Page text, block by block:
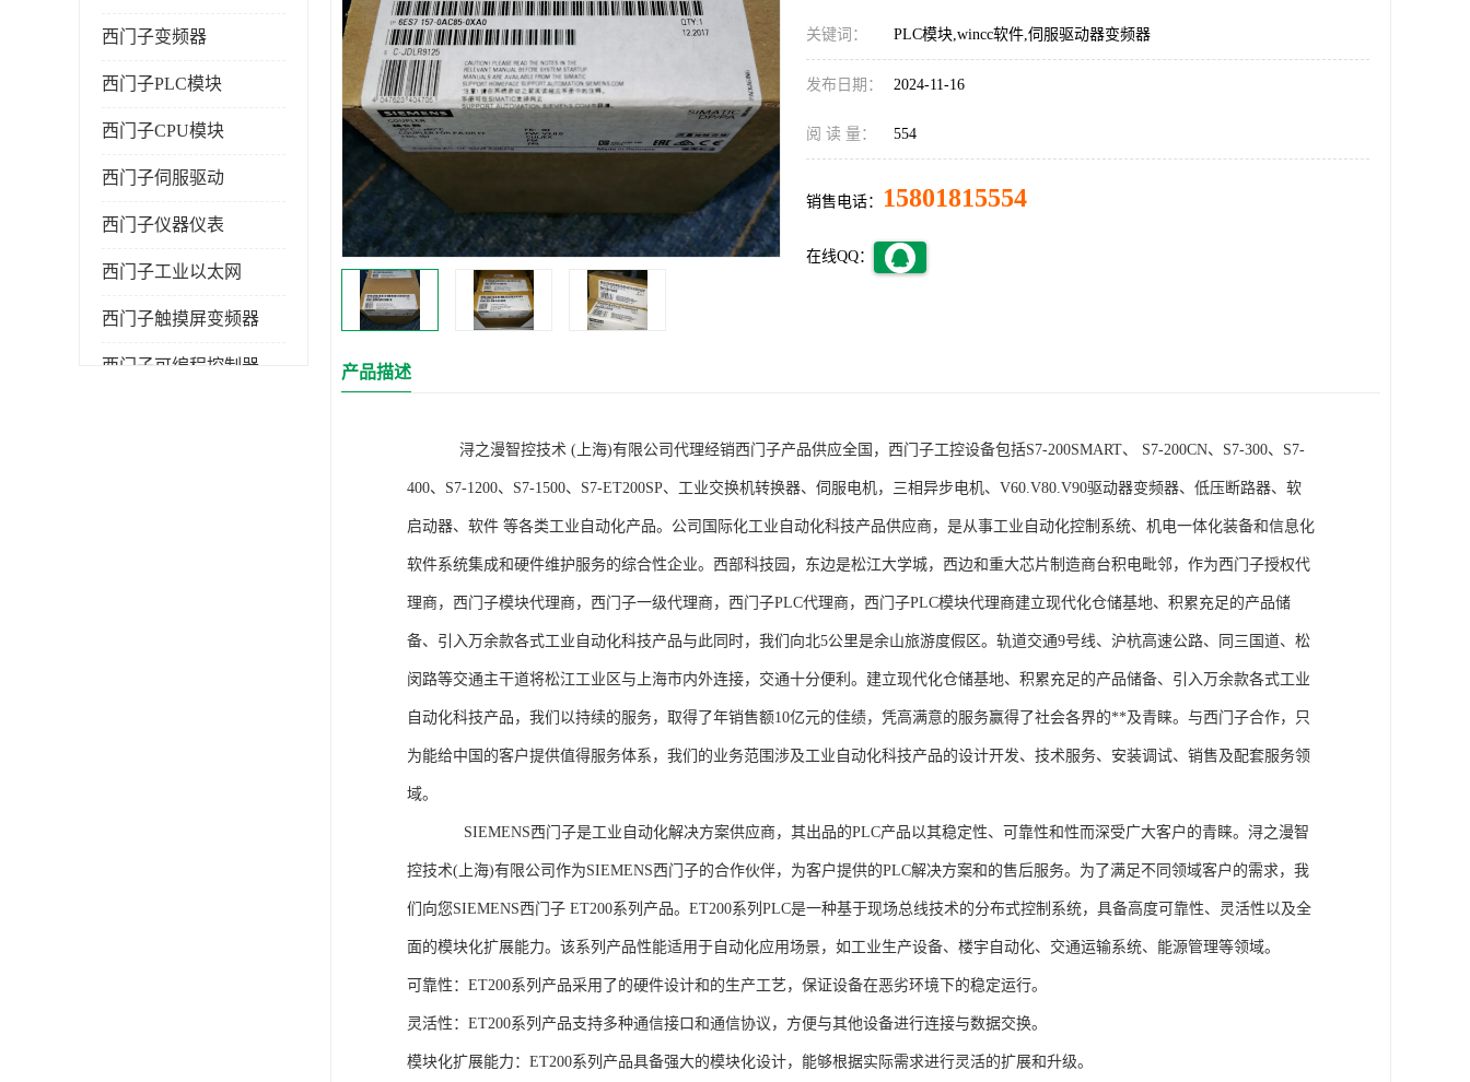
西门子变频器
西门子PLC模块
西门子CPU模块
西门子伺服驱动
西门子仪器仪表
西门子工业以太网
西门子触摸屏变频器
西门子可编程控制器
关键词： PLC模块,wincc软件,伺服驱动器变频器
发布日期： 2024-11-16
阅 读 量： 554
销售电话： 15801815554
在线QQ：
产品描述
浔之漫智控技术 (上海)有限公司代理经销西门子产品供应全国，西门子工控设备包括S7-200SMART、 S7-200CN、S7-300、S7-
400、S7-1200、S7-1500、S7-ET200SP、工业交换机转换器、伺服电机，三相异步电机、V60.V80.V90驱动器变频器、低压断路器、软
启动器、软件 等各类工业自动化产品。公司国际化工业自动化科技产品供应商，是从事工业自动化控制系统、机电一体化装备和信息化
软件系统集成和硬件维护服务的综合性企业。西部科技园，东边是松江大学城，西边和重大芯片制造商台积电毗邻，作为西门子授权代
理商，西门子模块代理商，西门子一级代理商，西门子PLC代理商，西门子PLC模块代理商建立现代化仓储基地、积累充足的产品储
备、引入万余款各式工业自动化科技产品与此同时，我们向北5公里是余山旅游度假区。轨道交通9号线、沪杭高速公路、同三国道、松
闵路等交通主干道将松江工业区与上海市内外连接，交通十分便利。建立现代化仓储基地、积累充足的产品储备、引入万余款各式工业
自动化科技产品，我们以持续的服务，取得了年销售额10亿元的佳绩，凭高满意的服务赢得了社会各界的**及青睐。与西门子合作，只
为能给中国的客户提供值得服务体系，我们的业务范围涉及工业自动化科技产品的设计开发、技术服务、安装调试、销售及配套服务领
域。
SIEMENS西门子是工业自动化解决方案供应商，其出品的PLC产品以其稳定性、可靠性和性而深受广大客户的青睐。浔之漫智
控技术(上海)有限公司作为SIEMENS西门子的合作伙伴，为客户提供的PLC解决方案和的售后服务。为了满足不同领域客户的需求，我
们向您SIEMENS西门子 ET200系列产品。ET200系列PLC是一种基于现场总线技术的分布式控制系统，具备高度可靠性、灵活性以及全
面的模块化扩展能力。该系列产品性能适用于自动化应用场景，如工业生产设备、楼宇自动化、交通运输系统、能源管理等领域。
可靠性：ET200系列产品采用了的硬件设计和的生产工艺，保证设备在恶劣环境下的稳定运行。
灵活性：ET200系列产品支持多种通信接口和通信协议，方便与其他设备进行连接与数据交换。
模块化扩展能力：ET200系列产品具备强大的模块化设计，能够根据实际需求进行灵活的扩展和升级。